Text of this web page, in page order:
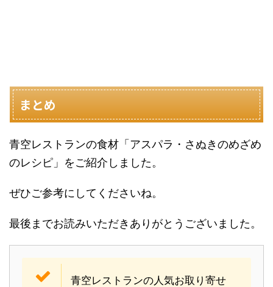
まとめ
青空レストランの食材「アスパラ・さぬきのめざめ
のレシピ」をご紹介しました。
ぜひご参考にしてくださいね。
最後までお読みいただきありがとうございました。
青空レストランの人気お取り寄せ